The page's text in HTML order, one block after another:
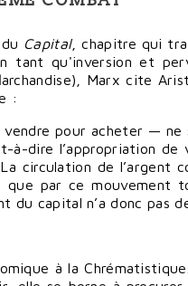
Capital, chapitre qui
tant qu'inversion et
archandise), Marx cite
:
pour acheter —
à-dire l’appropriation
circulation de l’argent
que par ce mouvement
du capital n’a donc pas
à la